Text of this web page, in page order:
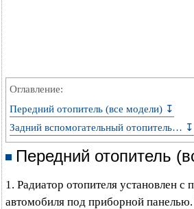
Оглавление:
Передний отопитель (все модели) ↧
Задний вспомогательный отопитель… ↧
Передний отопитель
1. Радиатор отопителя установлен с
автомобиля под приборной